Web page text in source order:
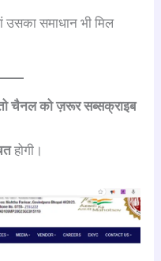
उसका समाधान भी मिल
चैनल को ज़रूर सब्सक्राइब
होगी।